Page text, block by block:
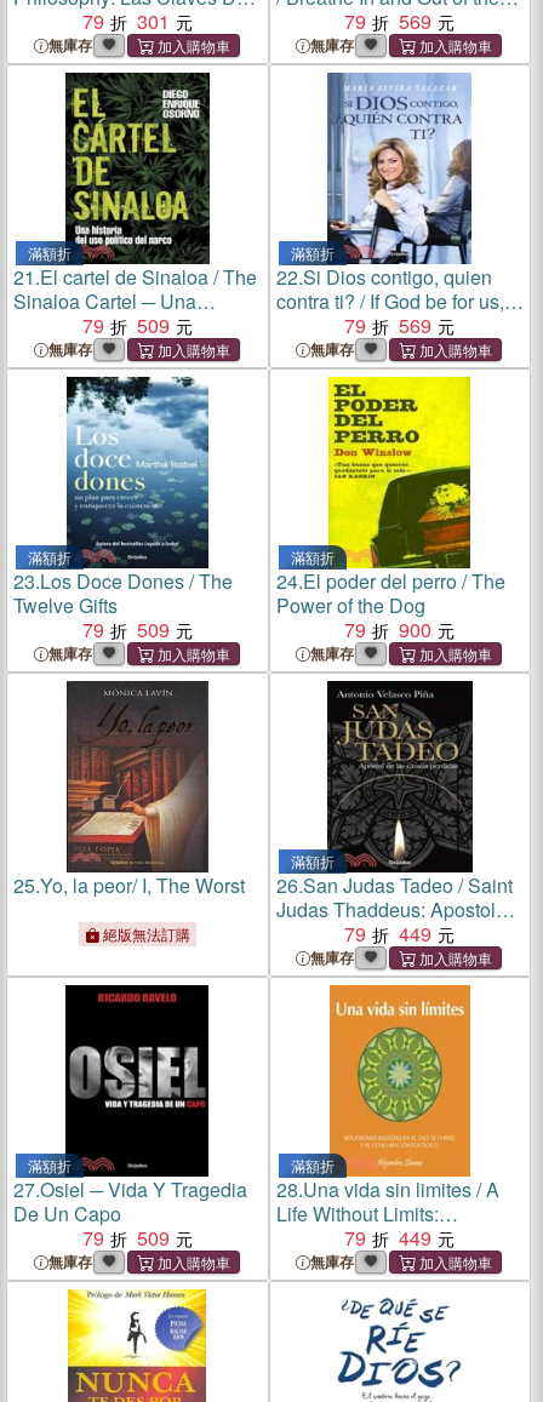
La Serie79 301
無庫存
Crisis!: Guia Para Sobrevivir
En Tiempos Difficiles
79 569
無庫存
滿額折
21.El cartel de Sinaloa / The
Sinaloa Cartel ─ Una
Historia Del Uso Politico Del
Narco/ a History of the
Political Use of the Narcotics
Detective
79 509
無庫存
滿額折
22.Si Dios contigo, quien
contra ti? / If God be for us,
who can be against us?
79 569
無庫存
滿額折
23.Los Doce Dones / The
Twelve Gifts
79
509
無庫存
滿額折
24.El poder del perro / The
Power of the Dog
79
900
無庫存
25.Yo, la peor/ I, The Worst
絕版無法訂購
滿額折
26.San Judas Tadeo / Saint
Judas Thaddeus: Apostol
De Las Causas Perdidas
79 449
無庫存
滿額折
27.Osiel ─ Vida Y Tragedia
De Un Capo
79
509
無庫存
滿額折
28.Una vida sin limites / A
Life Without Limits:
Reflexiones Basadas En El
Tao Te Ching Y El Coaching
Ontologico
79 449
無庫存